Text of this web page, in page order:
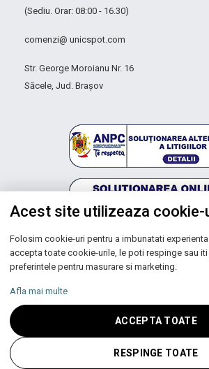
(Sediu. Orar: 08:00 - 16.30)
comenzi@ unicspot.com
Str. George Moroianu Nr. 16
Săcele, Jud. Brașov
Autoritatea Națională pentru Protecția
Copyright © 2026 UNIC SPOT RO S.R.L.
CUI: RO 13753590, Reg. Com. J200100027208
Acest site utilizeaza cookie-
Folosim cookie-uri pentru a imbunatati
accepta toate cookie-urile, le poti respinge sau
preferintele pentru masurare si marketing.
Afla mai multe
ACCEPTA TOATE
RESPINGE TOATE